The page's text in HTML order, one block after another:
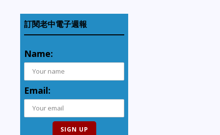
訂閱老中電子週報
Name:
Email: